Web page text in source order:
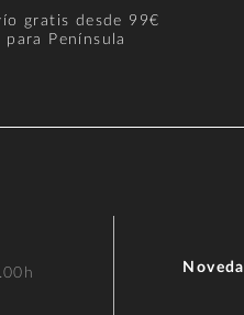
gratis desde 99€
para Península